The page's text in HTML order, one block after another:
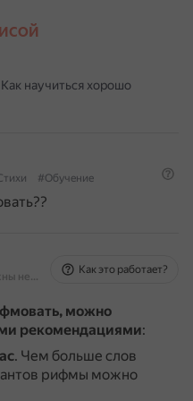
Как научиться хорошо
#Обучение
На основе источников, возможны неточности
Как это работает?
можно
рекомендациями:
. Чем больше слов
рифмы можно